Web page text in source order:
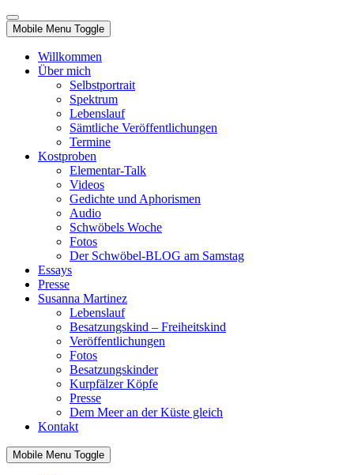
Mobile Menu Toggle
Willkommen
Über mich
Selbstportrait
Spektrum
Lebenslauf
Sämtliche Veröffentlichungen
Termine
Kostproben
Elementar-Talk
Videos
Gedichte und Aphorismen
Audio
Schwöbels Woche
Fotos
Der Schwöbel-BLOG am Samstag
Essays
Presse
Susanna Martinez
Lebenslauf
Besatzungskind – Freiheitskind
Veröffentlichungen
Fotos
Besatzungskinder
Kurpfälzer Köpfe
Presse
Dem Meer an der Küste gleich
Kontakt
Mobile Menu Toggle